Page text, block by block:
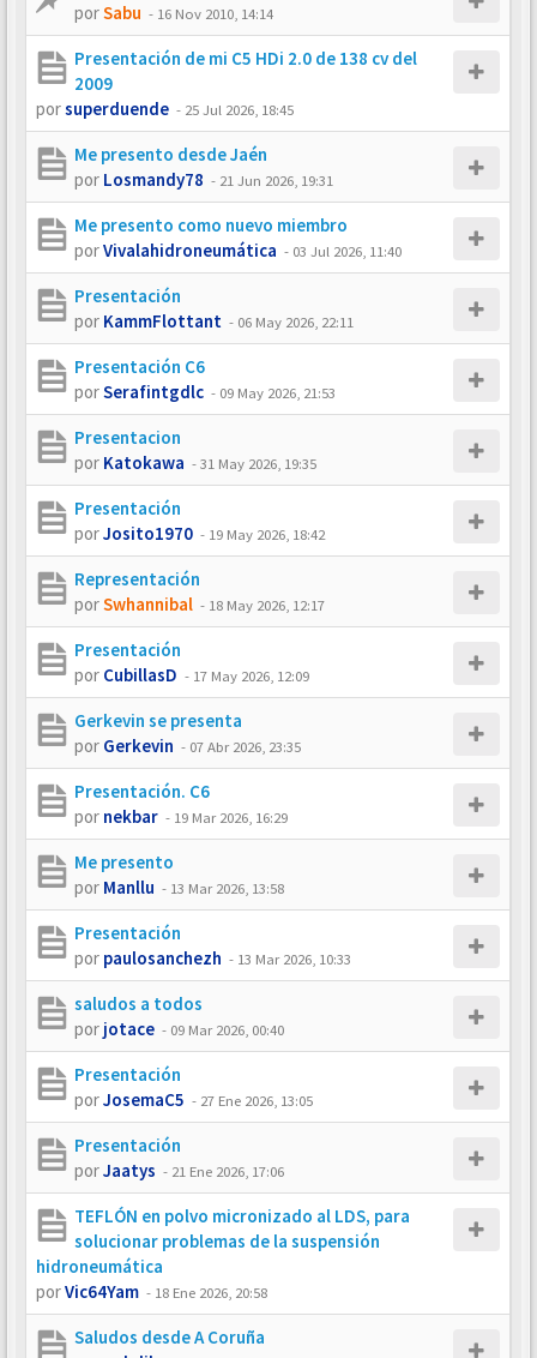
porSabu - 16 Nov 2010, 14:14
Presentación de mi C5 HDi 2.0 de 138 cv del
2009
porsuperduende - 25 Jul 2026, 18:45
Me presento desde Jaén
por Losmandy78 - 21 Jun 2026, 19:31
Me presento como nuevo miembro
porVivalahidroneumática - 03 Jul 2026, 11:40
Presentación
por KammFlottant - 06 May 2026, 22:11
Presentación C6
porSerafintgdlc - 09 May 2026, 21:53
Presentacion
por Katokawa -31 May 2026, 19:35
Presentación
porJosito1970 - 19 May 2026, 18:42
Representación
porSwhannibal - 18 May 2026, 12:17
Presentación
por CubillasD - 17 May 2026, 12:09
Gerkevin se presenta
por Gerkevin - 07 Abr 2026, 23:35
Presentación. C6
por nekbar - 19 Mar 2026, 16:29
Me presento
por Manllu - 13 Mar 2026, 13:58
Presentación
por paulosanchezh - 13 Mar 2026, 10:33
saludos a todos
por jotace - 09 Mar 2026, 00:40
Presentación
porJosemaC5 - 27 Ene 2026, 13:05
Presentación
porJaatys - 21 Ene 2026, 17:06
TEFLÓN en polvo micronizado al LDS, para
solucionar problemas de la suspensión
hidroneumática
porVic64Yam - 18 Ene 2026, 20:58
Saludos desde A Coruña